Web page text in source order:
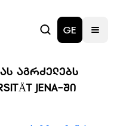
GE
ᲐᲒᲠᲫᲔᲚᲔᲑᲡ
JENA-ᲨᲘ